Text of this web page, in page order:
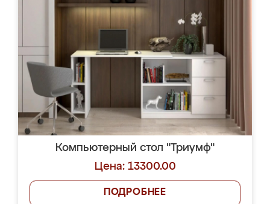
Компьютерный стол "Триумф"
Цена: 13300.00
ПОДРОБНЕЕ